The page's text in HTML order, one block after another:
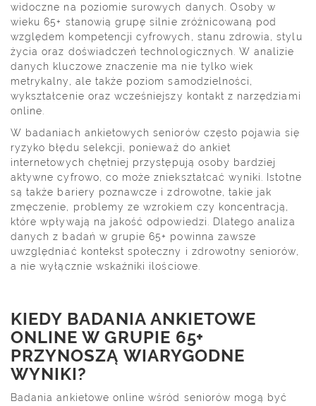
widoczne na poziomie surowych danych. Osoby w
wieku 65+ stanowią grupę silnie zróżnicowaną pod
względem kompetencji cyfrowych, stanu zdrowia, stylu
życia oraz doświadczeń technologicznych. W analizie
danych kluczowe znaczenie ma nie tylko wiek
metrykalny, ale także poziom samodzielności,
wykształcenie oraz wcześniejszy kontakt z narzędziami
online.
W badaniach ankietowych seniorów często pojawia się
ryzyko błędu selekcji, ponieważ do ankiet
internetowych chętniej przystępują osoby bardziej
aktywne cyfrowo, co może zniekształcać wyniki. Istotne
są także bariery poznawcze i zdrowotne, takie jak
zmęczenie, problemy ze wzrokiem czy koncentracją,
które wpływają na jakość odpowiedzi. Dlatego analiza
danych z badań w grupie 65+ powinna zawsze
uwzględniać kontekst społeczny i zdrowotny seniorów,
a nie wyłącznie wskaźniki ilościowe.
KIEDY BADANIA ANKIETOWE
ONLINE W GRUPIE 65+
PRZYNOSZĄ WIARYGODNE
WYNIKI?
Badania ankietowe online wśród seniorów mogą być